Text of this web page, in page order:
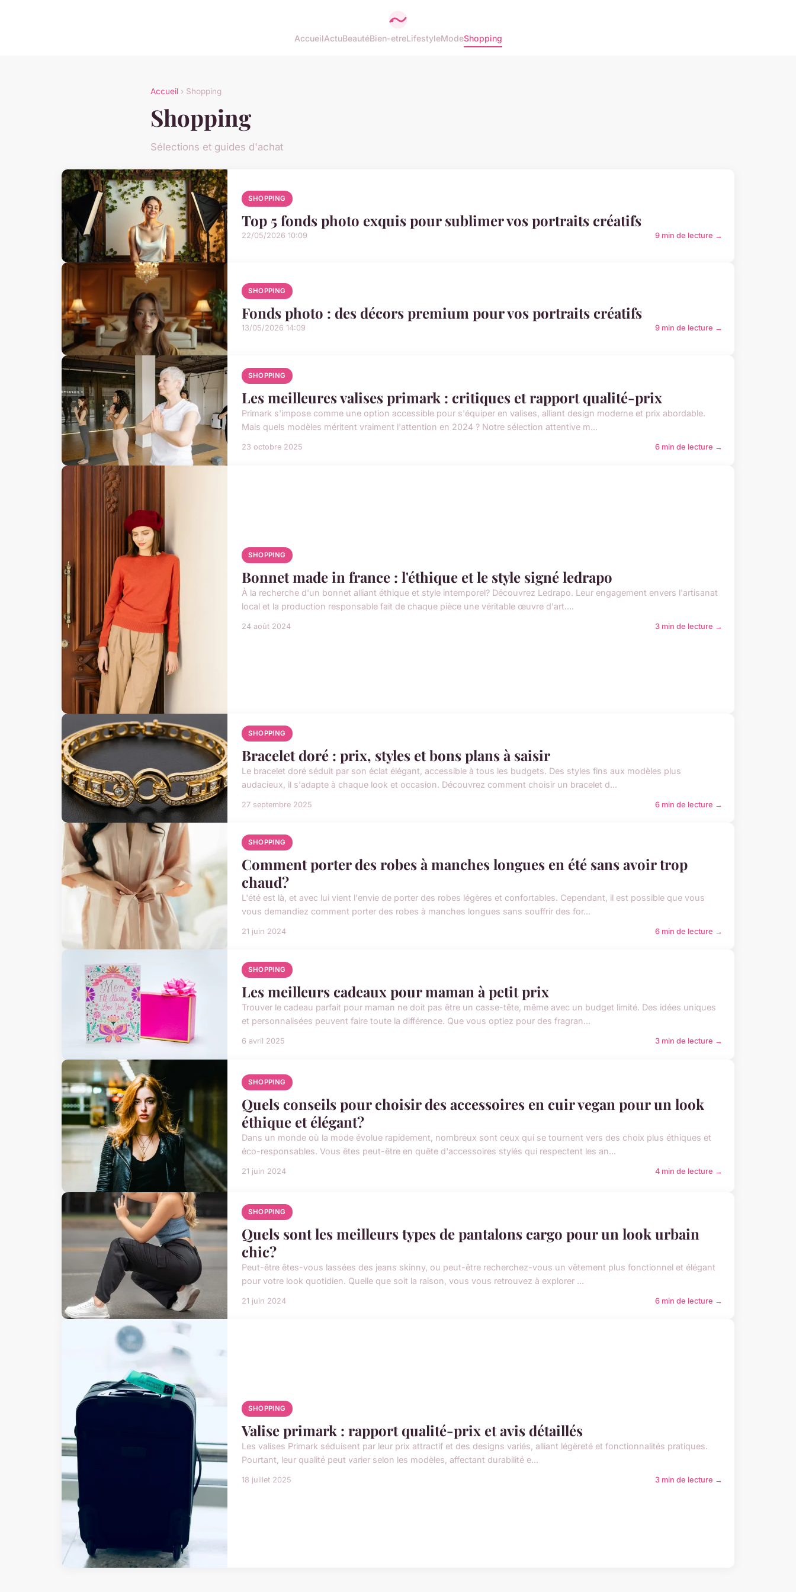
AccueilActuBeautéBien-etreLifestyleModeShopping
Accueil › Shopping
Shopping
Sélections et guides d'achat
SHOPPING
Top 5 fonds photo exquis pour sublimer vos portraits créatifs
22/05/2026 10:09 9 min de lecture →
SHOPPING
Fonds photo : des décors premium pour vos portraits créatifs
13/05/2026 14:09 9 min de lecture →
SHOPPING
Les meilleures valises primark : critiques et rapport qualité-prix
Primark s'impose comme une option accessible pour s'équiper en valises, alliant design moderne et prix abordable.
Mais quels modèles méritent vraiment l'attention en 2024 ? Notre sélection attentive m...
23 octobre 2025 6 min de lecture →
SHOPPING
Bonnet made in france : l'éthique et le style signé ledrapo
À la recherche d'un bonnet alliant éthique et style intemporel? Découvrez Ledrapo. Leur engagement envers l'artisanat
local et la production responsable fait de chaque pièce une véritable œuvre d'art....
24 août 2024 3 min de lecture →
SHOPPING
Bracelet doré : prix, styles et bons plans à saisir
Le bracelet doré séduit par son éclat élégant, accessible à tous les budgets. Des styles fins aux modèles plus
audacieux, il s'adapte à chaque look et occasion. Découvrez comment choisir un bracelet d...
27 septembre 2025 6 min de lecture →
SHOPPING
Comment porter des robes à manches longues en été sans avoir trop
chaud?
L'été est là, et avec lui vient l'envie de porter des robes légères et confortables. Cependant, il est possible que vous
vous demandiez comment porter des robes à manches longues sans souffrir des for...
21 juin 2024 6 min de lecture →
SHOPPING
Les meilleurs cadeaux pour maman à petit prix
Trouver le cadeau parfait pour maman ne doit pas être un casse-tête, même avec un budget limité. Des idées uniques
et personnalisées peuvent faire toute la différence. Que vous optiez pour des fragran...
6 avril 2025 3 min de lecture →
SHOPPING
Quels conseils pour choisir des accessoires en cuir vegan pour un look
éthique et élégant?
Dans un monde où la mode évolue rapidement, nombreux sont ceux qui se tournent vers des choix plus éthiques et
éco-responsables. Vous êtes peut-être en quête d'accessoires stylés qui respectent les an...
21 juin 2024 4 min de lecture →
SHOPPING
Quels sont les meilleurs types de pantalons cargo pour un look urbain
chic?
Peut-être êtes-vous lassées des jeans skinny, ou peut-être recherchez-vous un vêtement plus fonctionnel et élégant
pour votre look quotidien. Quelle que soit la raison, vous vous retrouvez à explorer ...
21 juin 2024 6 min de lecture →
SHOPPING
Valise primark : rapport qualité-prix et avis détaillés
Les valises Primark séduisent par leur prix attractif et des designs variés, alliant légèreté et fonctionnalités pratiques.
Pourtant, leur qualité peut varier selon les modèles, affectant durabilité e...
18 juillet 2025 3 min de lecture →